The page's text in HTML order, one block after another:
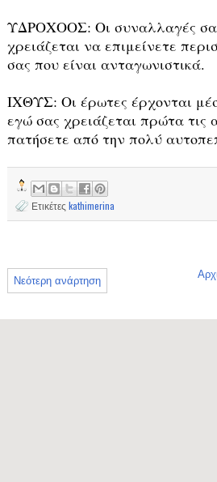
ΥΔΡΟΧΟΟΣ: Οι συναλλαγές σας
χρειάζεται να επιμείνετε
σας που είναι ανταγωνιστικά.
ΙΧΘΥΣ: Οι έρωτες έρχονται
εγώ σας χρειάζεται πρώτα
πατήσετε από την πολύ
Ετικέτες kathimerina
Νεότερη ανάρτηση